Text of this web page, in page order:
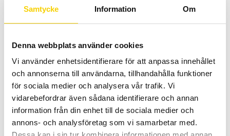
Samtycke Information Om
Denna webbplats använder cookies
Vi använder enhetsidentifierare för att anpassa innehållet
och annonserna till användarna, tillhandahålla funktioner
för sociala medier och analysera vår trafik. Vi
vidarebefordrar även sådana identifierare och annan
information från din enhet till de sociala medier och
annons- och analysföretag som vi samarbetar med.
+
-
KÖP
Certifierad cykelservice & Shimano Service Center
Allt inom cykel på ett ställe